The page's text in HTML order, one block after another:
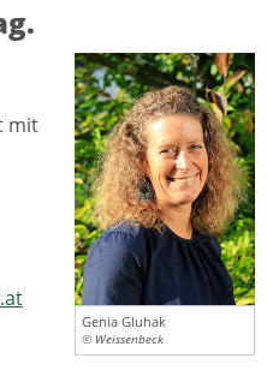
Genia Gluhak
© Weissenbeck
mit